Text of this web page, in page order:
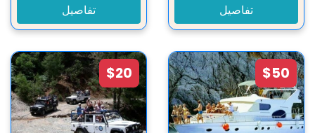
تفاصيل تفاصيل
$50
$20